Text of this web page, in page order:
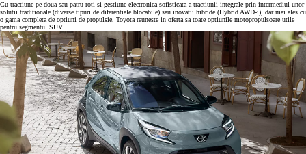
Cu tractiune pe doua sau patru roti si gestiune electronica sofisticata a tractiunii integrale prin intermediul unor
solutii traditionale (diverse tipuri de diferentiale blocabile) sau inovatii hibride (Hybrid AWD-i), dar mai ales cu
o gama completa de optiuni de propulsie, Toyota reuneste in oferta sa toate optiunile motopropulsoare utile
pentru segmentul SUV.